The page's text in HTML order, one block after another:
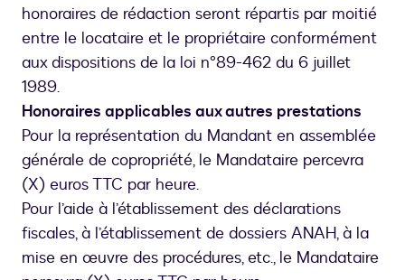
honoraires de rédaction seront répartis par moitié
entre le locataire et le propriétaire conformément
aux dispositions de la loi n°89-462 du 6 juillet
1989.
Honoraires applicables aux autres prestations
Pour la représentation du Mandant en assemblée
générale de copropriété, le Mandataire percevra
(X) euros TTC par heure.
Pour l’aide à l’établissement des déclarations
fiscales, à l’établissement de dossiers ANAH, à la
mise en œuvre des procédures, etc., le Mandataire